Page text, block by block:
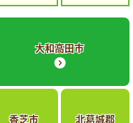
大和高田市
香芝市 北葛城郡